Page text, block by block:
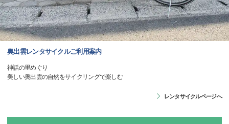
奥出雲レンタサイクルご利用案内
神話の里めぐり
美しい奥出雲の自然をサイクリングで楽しむ
レンタサイクルページへ